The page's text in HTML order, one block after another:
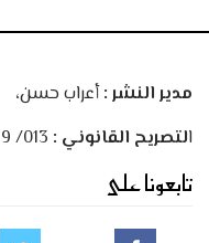
مدير النشر :أعراب حسن،
التصريح القانوني :
تابعونا على